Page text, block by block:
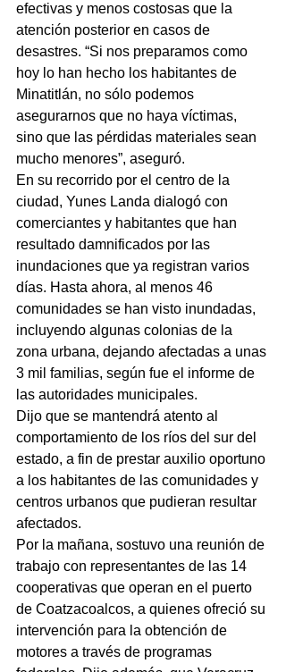
efectivas y menos costosas que la
atención posterior en casos de
desastres. “Si nos preparamos como
hoy lo han hecho los habitantes de
Minatitlán, no sólo podemos
asegurarnos que no haya víctimas,
sino que las pérdidas materiales sean
mucho menores”, aseguró.
En su recorrido por el centro de la
ciudad, Yunes Landa dialogó con
comerciantes y habitantes que han
resultado damnificados por las
inundaciones que ya registran varios
días. Hasta ahora, al menos 46
comunidades se han visto inundadas,
incluyendo algunas colonias de la
zona urbana, dejando afectadas a unas
3 mil familias, según fue el informe de
las autoridades municipales.
Dijo que se mantendrá atento al
comportamiento de los ríos del sur del
estado, a fin de prestar auxilio oportuno
a los habitantes de las comunidades y
centros urbanos que pudieran resultar
afectados.
Por la mañana, sostuvo una reunión de
trabajo con representantes de las 14
cooperativas que operan en el puerto
de Coatzacoalcos, a quienes ofreció su
intervención para la obtención de
motores a través de programas